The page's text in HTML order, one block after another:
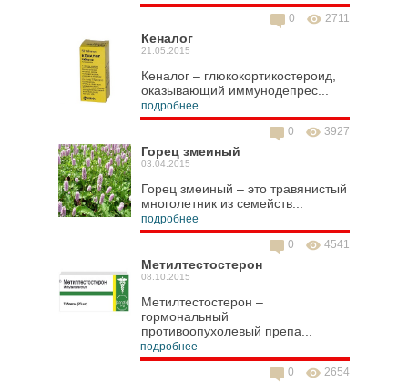
2711
0
Кеналог
21.05.2015
Кеналог – глюкокортикостероид,
оказывающий иммунодепрес...
подробнее
3927
0
Горец змеиный
03.04.2015
Горец змеиный – это травянистый
многолетник из семейств...
подробнее
4541
0
Метилтестостерон
08.10.2015
Метилтестостерон –
гормональный
противоопухолевый препа...
подробнее
2654
0